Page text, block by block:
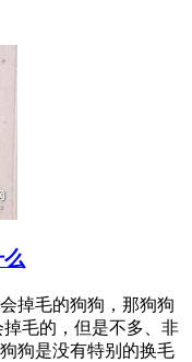
掉毛的狗狗，那狗狗
毛的，但是不多、非
狗是没有特别的换毛